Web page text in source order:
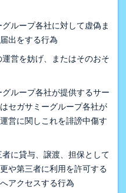
ループ各社に対して虚偽ま
出をする行為
営を妨げ、またはそのおそ
ループ各社が提供するサー
セガサミーグループ各社が
営に関しこれを誹謗中傷す
に貸与、譲渡、担保として
や第三者に利用を許可する
アクセスする行為